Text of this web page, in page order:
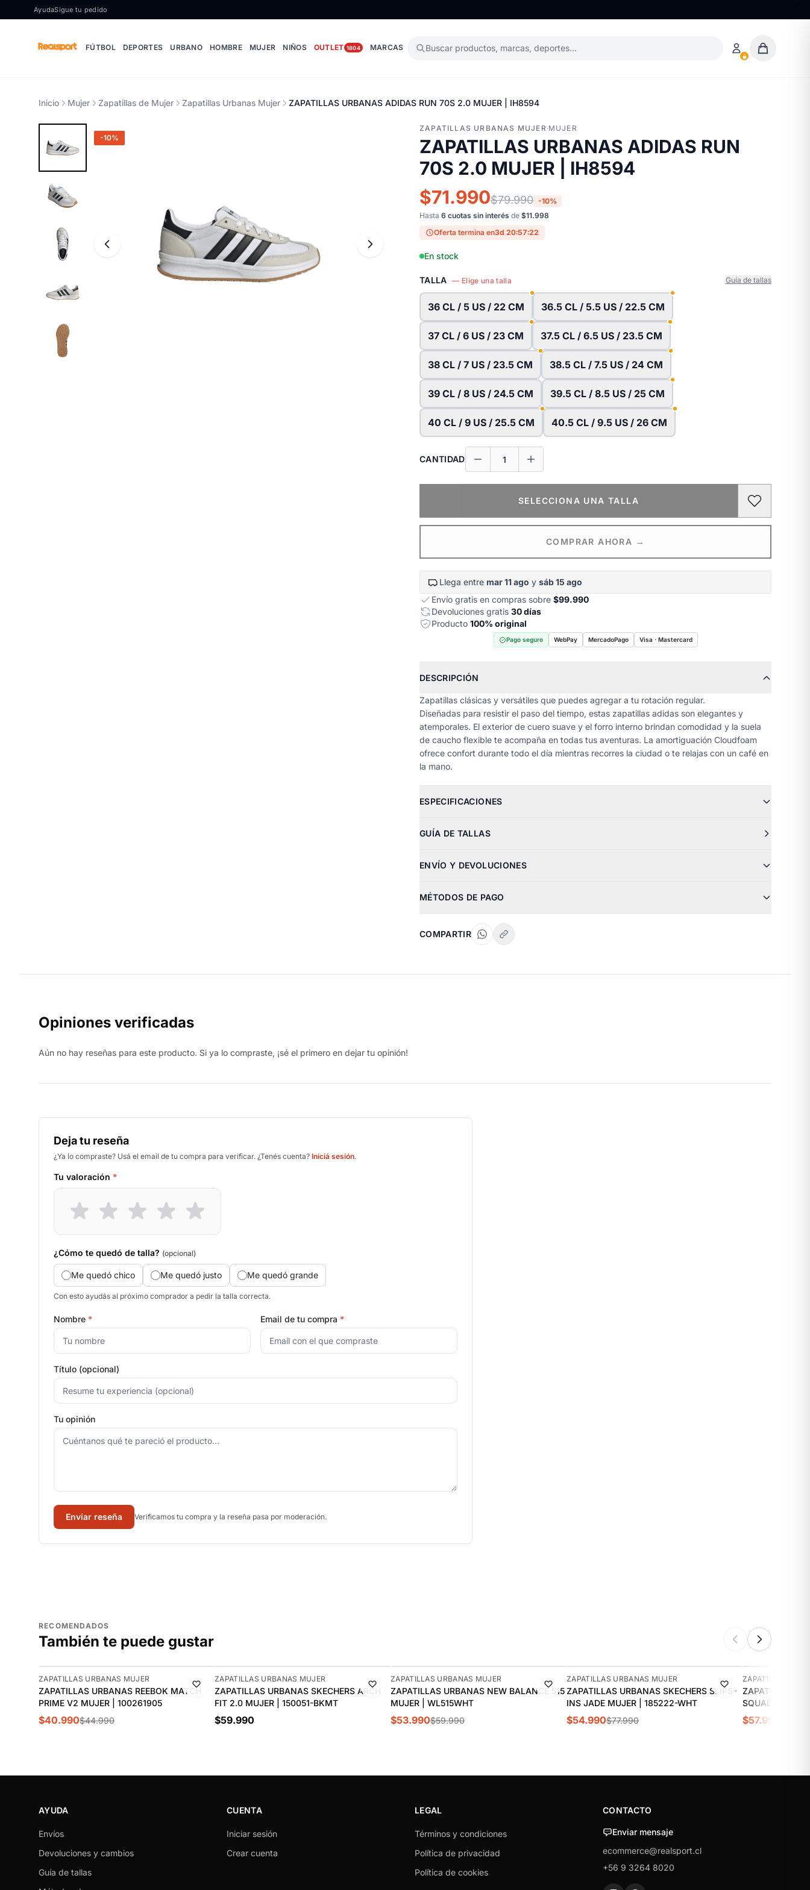
Ir al contenido
AyudaSigue tu pedido
FÚTBOL DEPORTES URBANO HOMBRE MUJER NIÑOS OUTLET 1804 MARCAS Buscar productos, marcas, deportes…
Inicio Mujer Zapatillas de Mujer Zapatillas Urbanas Mujer ZAPATILLAS URBANAS ADIDAS RUN 70S 2.0 MUJER | IH8594
-10%
ZAPATILLAS URBANAS MUJER·MUJER
ZAPATILLAS URBANAS ADIDAS RUN
70S 2.0 MUJER | IH8594
$71.990$79.990 -10%
Hasta 6 cuotas sin interés de $11.998
Oferta termina en3d 20:57:21
En stock
TALLA — Elige una talla Guía de tallas
36 CL / 5 US / 22 CM 36.5 CL / 5.5 US / 22.5 CM
37 CL / 6 US / 23 CM 37.5 CL / 6.5 US / 23.5 CM
38 CL / 7 US / 23.5 CM 38.5 CL / 7.5 US / 24 CM
39 CL / 8 US / 24.5 CM 39.5 CL / 8.5 US / 25 CM
40 CL / 9 US / 25.5 CM 40.5 CL / 9.5 US / 26 CM
CANTIDAD
SELECCIONA UNA TALLA
COMPRAR AHORA →
Llega entre mar 11 ago y sáb 15 ago
Envío gratis en compras sobre $99.990
Devoluciones gratis 30 días
Producto 100% original
Pago seguro WebPay MercadoPago Visa · Mastercard
DESCRIPCIÓN
Zapatillas clásicas y versátiles que puedes agregar a tu rotación regular.
Diseñadas para resistir el paso del tiempo, estas zapatillas adidas son elegantes y
atemporales. El exterior de cuero suave y el forro interno brindan comodidad y la suela
de caucho flexible te acompaña en todas tus aventuras. La amortiguación Cloudfoam
ofrece confort durante todo el día mientras recorres la ciudad o te relajas con un café en
la mano.
ESPECIFICACIONES
GUÍA DE TALLAS
ENVÍO Y DEVOLUCIONES
MÉTODOS DE PAGO
COMPARTIR
Opiniones verificadas
Aún no hay reseñas para este producto. Si ya lo compraste, ¡sé el primero en dejar tu opinión!
Deja tu reseña
¿Ya lo compraste? Usá el email de tu compra para verificar. ¿Tenés cuenta? Iniciá sesión.
Tu valoración *
¿Cómo te quedó de talla? (opcional)
Me quedó chico Me quedó justo Me quedó grande
Con esto ayudás al próximo comprador a pedir la talla correcta.
Nombre * Email de tu compra *
Título (opcional)
Tu opinión
Enviar reseña Verificamos tu compra y la reseña pasa por moderación.
RECOMENDADOS
También te puede gustar
-9%
ZAPATILLAS URBANAS MUJER
ZAPATILLAS URBANAS REEBOK MATCH
PRIME V2 MUJER | 100261905
$40.990$44.990
ZAPATILLAS URBANAS MUJER
ZAPATILLAS URBANAS SKECHERS ARCH
FIT 2.0 MUJER | 150051-BKMT
$59.990
-10%
ZAPATILLAS URBANAS MUJER
ZAPATILLAS URBANAS NEW BALANCE 515
MUJER | WL515WHT
$53.990$59.990
-29%
ZAPATILLAS URBANAS MUJER
ZAPATILLAS URBANAS SKECHERS SLIPS-
INS JADE MUJER | 185222-WHT
$54.990$77.990
-11%
ZAPATILLAS
ZAPATILLAS
$57.990
AYUDA
Envíos
Devoluciones y cambios
Guía de tallas
CUENTA
Iniciar sesión
Crear cuenta
LEGAL
Términos y condiciones
Política de privacidad
Política de cookies
CONTACTO
Enviar mensaje
ecommerce@realsport.cl
+56 9 3264 8020